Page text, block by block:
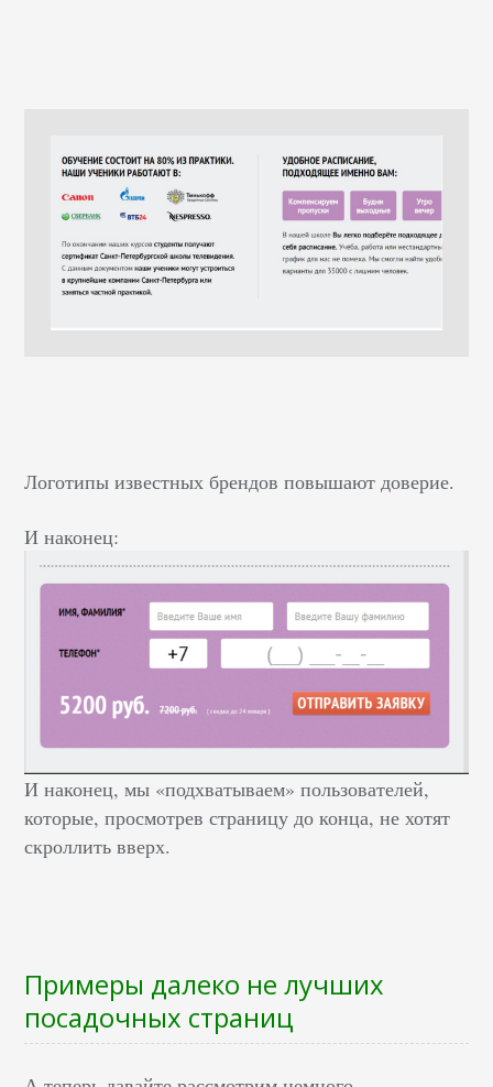
Логотипы известных брендов повышают доверие.
И наконец:
И наконец, мы «подхватываем» пользователей,
которые, просмотрев страницу до конца, не хотят
скроллить вверх.
Примеры далеко не лучших
посадочных страниц